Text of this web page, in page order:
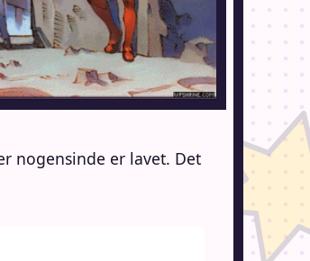
nogensinde er lavet. Det